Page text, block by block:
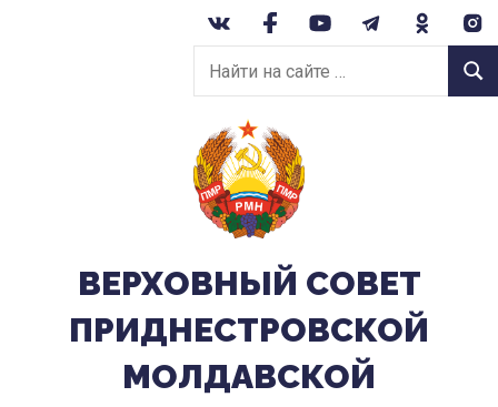
Найти
на
сайте:
ВЕРХОВНЫЙ CОВЕТ
ПРИДНЕСТРОВСКОЙ
МОЛДАВСКОЙ